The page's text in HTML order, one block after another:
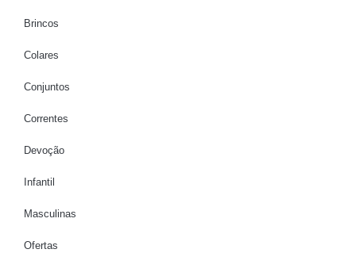
Brincos
Colares
Conjuntos
Correntes
Devoção
Infantil
Masculinas
Ofertas